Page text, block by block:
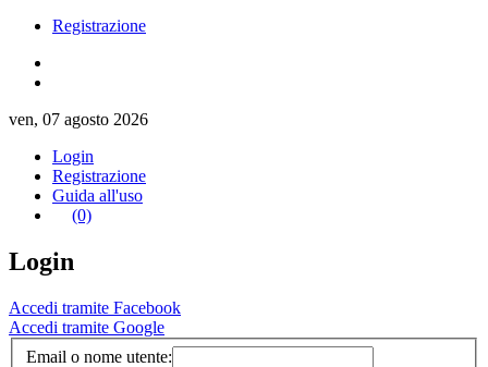
Registrazione
ven, 07 agosto 2026
Login
Registrazione
Guida all'uso
(0)
Login
Accedi tramite Facebook
Accedi tramite Google
Email o nome utente: